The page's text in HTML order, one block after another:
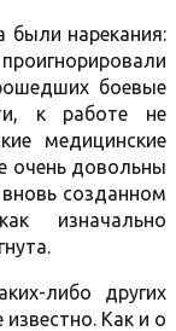
нарекания:
боевые
к работе не
медицинские
очень довольны
созданном
изначально
либо других
Как и о